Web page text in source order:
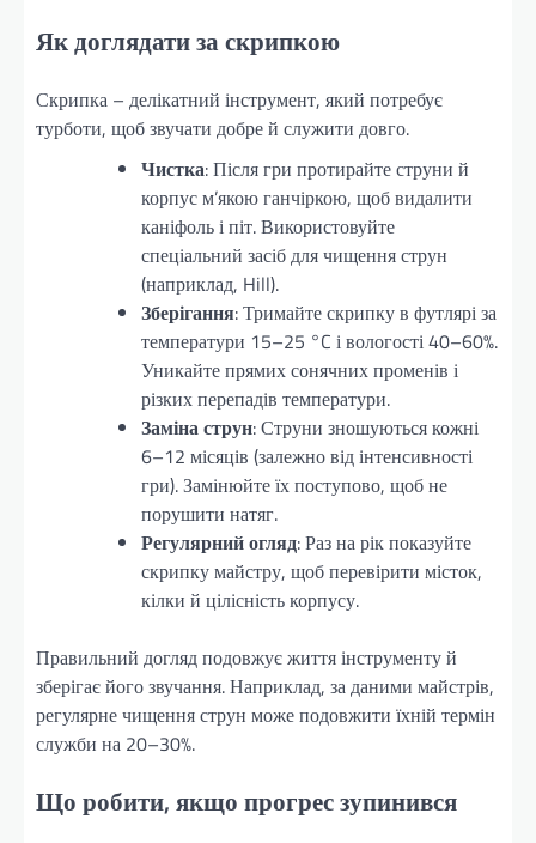
Як доглядати за скрипкою
Скрипка – делікатний інструмент, який потребує
турботи, щоб звучати добре й служити довго.
Чистка: Після гри протирайте струни й
корпус м’якою ганчіркою, щоб видалити
каніфоль і піт. Використовуйте
спеціальний засіб для чищення струн
(наприклад, Hill).
Зберігання: Тримайте скрипку в футлярі за
температури 15–25 °C і вологості 40–60%.
Уникайте прямих сонячних променів і
різких перепадів температури.
Заміна струн: Струни зношуються кожні
6–12 місяців (залежно від інтенсивності
гри). Замінюйте їх поступово, щоб не
порушити натяг.
Регулярний огляд: Раз на рік показуйте
скрипку майстру, щоб перевірити місток,
кілки й цілісність корпусу.
Правильний догляд подовжує життя інструменту й
зберігає його звучання. Наприклад, за даними майстрів,
регулярне чищення струн може подовжити їхній термін
служби на 20–30%.
Що робити, якщо прогрес зупинився